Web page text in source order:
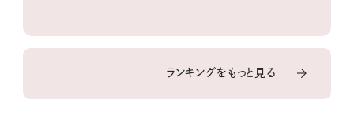
ランキングをもっと見る